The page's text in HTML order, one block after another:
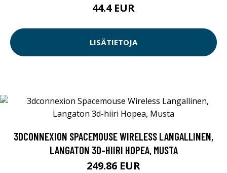
44.4 EUR
LISÄTIETOJA
3DCONNEXION SPACEMOUSE WIRELESS LANGALLINEN,
LANGATON 3D-HIIRI HOPEA, MUSTA
249.86 EUR